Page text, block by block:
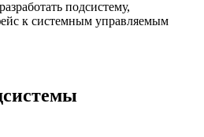
подсистему,
к системным управляемым